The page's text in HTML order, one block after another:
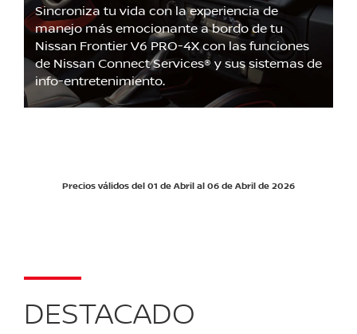
Sincroniza tu vida con la experiencia de
manejo más emocionante a bordo de tu
Nissan Frontier V6 PRO-4X con las funciones
de Nissan Connect Services® y sus sistemas de
info-entretenimiento.
Precios válidos del 01 de Abril al 06 de Abril de 2026
DESTACADO